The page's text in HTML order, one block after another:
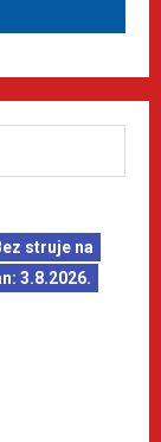
struje na
3.8.2026.